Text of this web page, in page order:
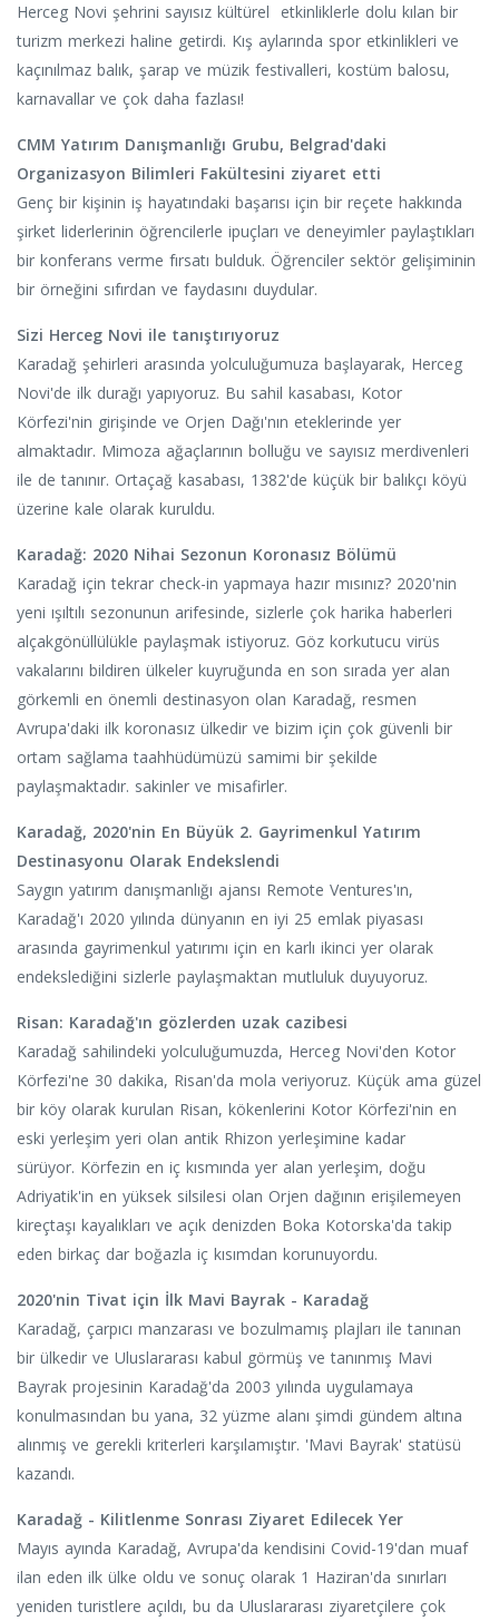
Herceg Novi şehrini sayısız kültürel etkinliklerle dolu kılan bir
turizm merkezi haline getirdi. Kış aylarında spor etkinlikleri ve
kaçınılmaz balık, şarap ve müzik festivalleri, kostüm balosu,
karnavallar ve çok daha fazlası!
CMM Yatırım Danışmanlığı Grubu, Belgrad'daki
Organizasyon Bilimleri Fakültesini ziyaret etti
Genç bir kişinin iş hayatındaki başarısı için bir reçete hakkında
şirket liderlerinin öğrencilerle ipuçları ve deneyimler paylaştıkları
bir konferans verme fırsatı bulduk. Öğrenciler sektör gelişiminin
bir örneğini sıfırdan ve faydasını duydular.
Sizi Herceg Novi ile tanıştırıyoruz
Karadağ şehirleri arasında yolculuğumuza başlayarak, Herceg
Novi'de ilk durağı yapıyoruz. Bu sahil kasabası, Kotor
Körfezi'nin girişinde ve Orjen Dağı'nın eteklerinde yer
almaktadır. Mimoza ağaçlarının bolluğu ve sayısız merdivenleri
ile de tanınır. Ortaçağ kasabası, 1382'de küçük bir balıkçı köyü
üzerine kale olarak kuruldu.
Karadağ: 2020 Nihai Sezonun Koronasız Bölümü
Karadağ için tekrar check-in yapmaya hazır mısınız? 2020'nin
yeni ışıltılı sezonunun arifesinde, sizlerle çok harika haberleri
alçakgönüllülükle paylaşmak istiyoruz. Göz korkutucu virüs
vakalarını bildiren ülkeler kuyruğunda en son sırada yer alan
görkemli en önemli destinasyon olan Karadağ, resmen
Avrupa'daki ilk koronasız ülkedir ve bizim için çok güvenli bir
ortam sağlama taahhüdümüzü samimi bir şekilde
paylaşmaktadır. sakinler ve misafirler.
Karadağ, 2020'nin En Büyük 2. Gayrimenkul Yatırım
Destinasyonu Olarak Endekslendi
Saygın yatırım danışmanlığı ajansı Remote Ventures'ın,
Karadağ'ı 2020 yılında dünyanın en iyi 25 emlak piyasası
arasında gayrimenkul yatırımı için en karlı ikinci yer olarak
endekslediğini sizlerle paylaşmaktan mutluluk duyuyoruz.
Risan: Karadağ'ın gözlerden uzak cazibesi
Karadağ sahilindeki yolculuğumuzda, Herceg Novi'den Kotor
Körfezi'ne 30 dakika, Risan'da mola veriyoruz. Küçük ama güzel
bir köy olarak kurulan Risan, kökenlerini Kotor Körfezi'nin en
eski yerleşim yeri olan antik Rhizon yerleşimine kadar
sürüyor. Körfezin en iç kısmında yer alan yerleşim, doğu
Adriyatik'in en yüksek silsilesi olan Orjen dağının erişilemeyen
kireçtaşı kayalıkları ve açık denizden Boka Kotorska'da takip
eden birkaç dar boğazla iç kısımdan korunuyordu.
2020'nin Tivat için İlk Mavi Bayrak - Karadağ
Karadağ, çarpıcı manzarası ve bozulmamış plajları ile tanınan
bir ülkedir ve Uluslararası kabul görmüş ve tanınmış Mavi
Bayrak projesinin Karadağ'da 2003 yılında uygulamaya
konulmasından bu yana, 32 yüzme alanı şimdi gündem altına
alınmış ve gerekli kriterleri karşılamıştır. 'Mavi Bayrak' statüsü
kazandı.
Karadağ - Kilitlenme Sonrası Ziyaret Edilecek Yer
Mayıs ayında Karadağ, Avrupa'da kendisini Covid-19'dan muaf
ilan eden ilk ülke oldu ve sonuç olarak 1 Haziran'da sınırları
yeniden turistlere açıldı, bu da Uluslararası ziyaretçilere çok